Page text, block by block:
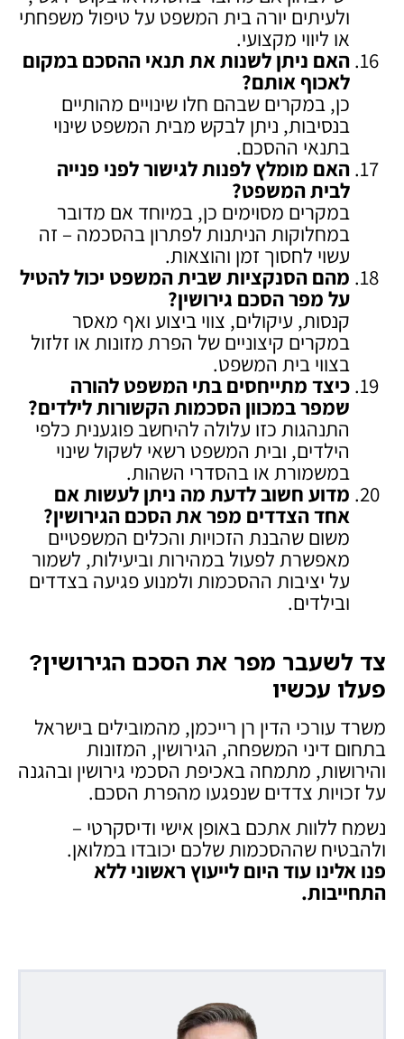
ולעיתים יורה בית המשפט על טיפול משפחתי
או ליווי מקצועי.
האם ניתן לשנות את תנאי ההסכם במקום
לאכוף אותם?
כן, במקרים שבהם חלו שינויים מהותיים
בנסיבות, ניתן לבקש מבית המשפט שינוי
בתנאי ההסכם.
האם מומלץ לפנות לגישור לפני פנייה
לבית המשפט?
במקרים מסוימים כן, במיוחד אם מדובר
במחלוקות הניתנות לפתרון בהסכמה – זה
עשוי לחסוך זמן והוצאות.
מהם הסנקציות שבית המשפט יכול להטיל
על מפר הסכם גירושין?
קנסות, עיקולים, צווי ביצוע ואף מאסר
במקרים קיצוניים של הפרת מזונות או זלזול
בצווי בית המשפט.
כיצד מתייחסים בתי המשפט להורה
שמפר במכוון הסכמות הקשורות לילדים?
התנהגות כזו עלולה להיחשב פוגענית כלפי
הילדים, ובית המשפט רשאי לשקול שינוי
במשמורת או בהסדרי השהות.
מדוע חשוב לדעת מה ניתן לעשות אם
אחד הצדדים מפר את הסכם הגירושין?
משום שהבנת הזכויות והכלים המשפטיים
מאפשרת לפעול במהירות וביעילות, לשמור
על יציבות ההסכמות ולמנוע פגיעה בצדדים
ובילדים.
צד לשעבר מפר את הסכם הגירושין?
פעלו עכשיו
משרד עורכי הדין רן רייכמן, מהמובילים בישראל
בתחום דיני המשפחה, הגירושין, המזונות
והירושות, מתמחה באכיפת הסכמי גירושין ובהגנה
על זכויות צדדים שנפגעו מהפרת הסכם.
נשמח ללוות אתכם באופן אישי ודיסקרטי –
ולהבטיח שההסכמות שלכם יכובדו במלואן.
פנו אלינו עוד היום לייעוץ ראשוני ללא
התחייבות.